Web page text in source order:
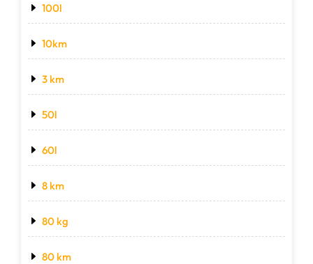
100l
10km
3 km
50l
60l
8 km
80 kg
80 km